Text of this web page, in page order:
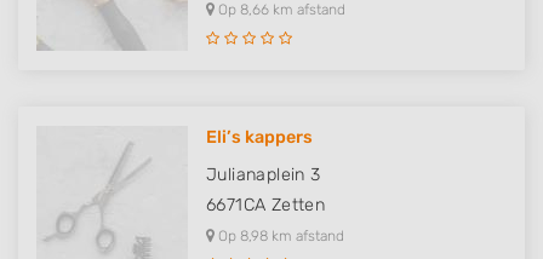
Op 8,66 km afstand
Eli’s kappers
Julianaplein 3
6671CA Zetten
Op 8,98 km afstand